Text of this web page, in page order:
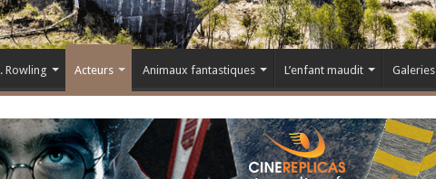
Rowling Acteurs Animaux fantastiques L’enfant maudit Galeries